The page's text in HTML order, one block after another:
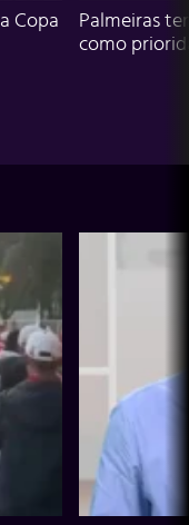
Copa
Palmeiras
como